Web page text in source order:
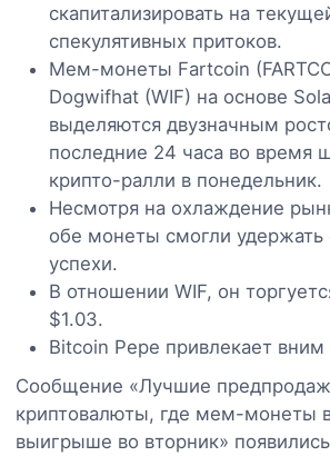
скапитализировать на
спекулятивных притоков.
Мем-монеты Fartcoin
Dogwifhat (WIF) на основе
выделяются двузначным
последние 24 часа во время
крипто-ралли в понедельник.
Несмотря на охлаждение
обе монеты смогли удержать
успехи.
В отношении WIF, он
$1.03.
Bitcoin Pepe привлекает вним
Сообщение «Лучшие
криптовалюты, где мем-монеты
выигрыше во вторник»